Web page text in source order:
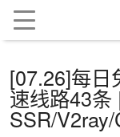
[07.26]每日
速线路43条
SSR/